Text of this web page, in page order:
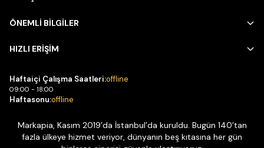
ÖNEMLİ BİLGİLER
HIZLI ERİŞİM
Haftaiçi Çalışma Saatleri:offline
09:00 - 18:00
Haftasonu:offline
Markapia, Kasım 2019’da İstanbul’da kuruldu. Bugün 140’tan
fazla ülkeye hizmet veriyor, dünyanın beş kıtasına her gün